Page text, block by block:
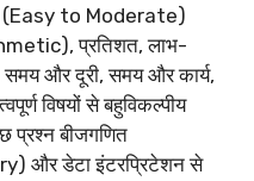
(Easy to Moderate)
प्रतिशत, लाभ-
और दूरी, समय और कार्य,
विषयों से बहुविकल्पीय
प्रश्न बीजगणित
और डेटा इंटरप्रिटेशन से